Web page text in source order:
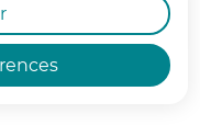
et a
population.